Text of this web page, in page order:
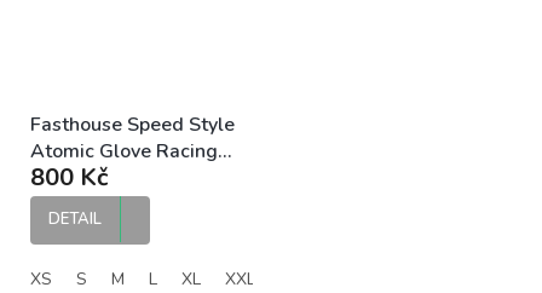
Fasthouse Speed Style
Atomic Glove Racing
Red MX rukavice
800 Kč
DETAIL
XS S M L XL XXL